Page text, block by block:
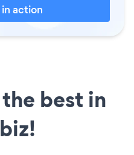
action
best in